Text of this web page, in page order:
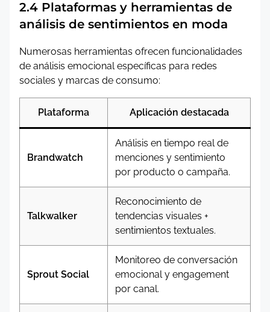
2.4 Plataformas y herramientas de
análisis de sentimientos en moda
Numerosas herramientas ofrecen funcionalidades
de análisis emocional específicas para redes
sociales y marcas de consumo:
Plataforma Aplicación destacada
Brandwatch
Análisis en tiempo real de
menciones y sentimiento
por producto o campaña.
Talkwalker
Reconocimiento de
tendencias visuales +
sentimientos textuales.
Sprout Social
Monitoreo de conversación
emocional y engagement
por canal.